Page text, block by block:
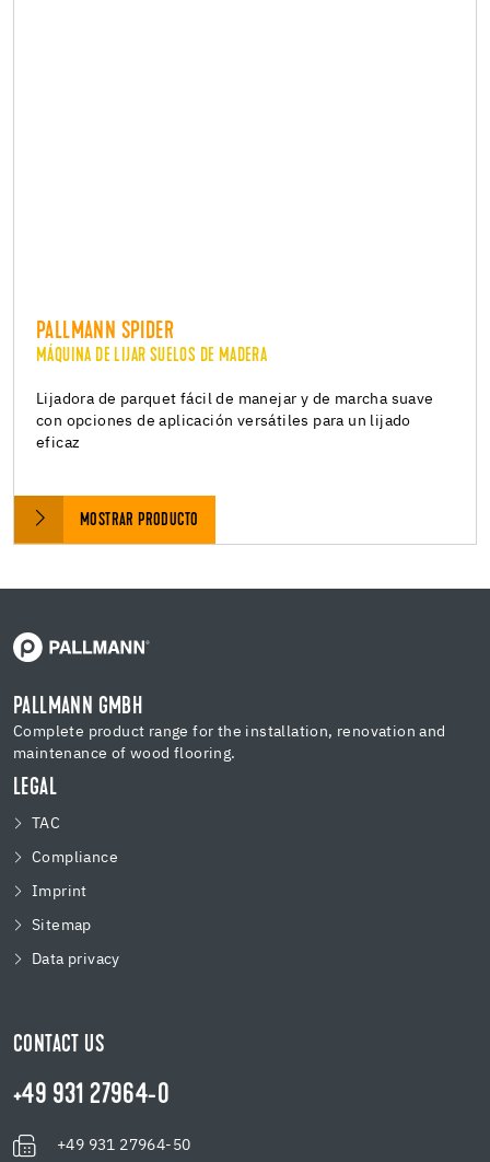
PALLMANN SPIDER
MÁQUINA DE LIJAR SUELOS DE MADERA
Lijadora de parquet fácil de manejar y de marcha suave
con opciones de aplicación versátiles para un lijado
eficaz
MOSTRAR PRODUCTO
PALLMANN GMBH
Complete product range for the installation, renovation and
maintenance of wood flooring.
LEGAL
TAC
Compliance
Imprint
Sitemap
Data privacy
CONTACT US
+49 931 27964-0
+49 931 27964-50